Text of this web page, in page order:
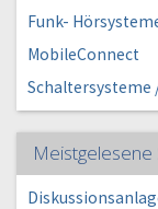
Funk-
MobileConnect
Meistgelesene